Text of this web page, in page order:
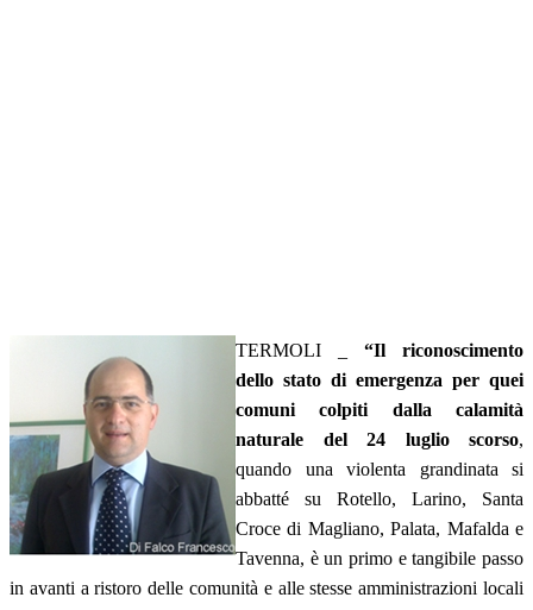
TERMOLI _
“Il riconoscimento
dello stato di emergenza per quei
comuni colpiti dalla calamità
naturale del 24 luglio scorso,
quando una violenta grandinata si
abbatté su Rotello, Larino, Santa
Croce di Magliano, Palata, Mafalda e
Tavenna, è un primo e tangibile passo
in avanti a ristoro delle comunità e alle stesse amministrazioni locali